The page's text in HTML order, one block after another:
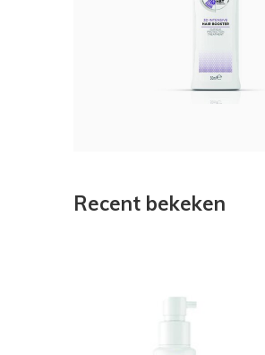
Recent bekeken